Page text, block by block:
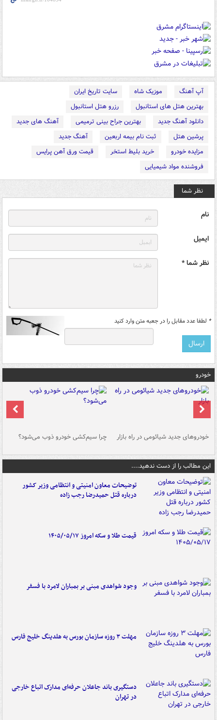
آپ آهنگ موزیک شاه
سایت تاریخ ایران
بهترین هتل های استانبول
رزرو هتل استانبول
دانلود آهنگ جدید
بهترین جراح بینی ترمیمی
آهنگ های جدید
پرشین هتل
ثبت نام بیمه اربعین
آهنگ جدید
مزایده خودرو
خرید بلیط استخر
قیمت ورق آهن پرایس
فروشنده مواد شیمیایی
نظر شما
نام
ایمیل
نظر شما *
* لطفا عدد مقابل را در جعبه متن وارد کنید
خودرو
خودروهای جدید شیائومی در راه بازار چرا سیم‌کشی خودرو ذوب می‌شود؟
این مطالب را از دست ندهید....
توضیحات معاون امنیتی و انتظامی وزیر کشور
درباره قتل حمیدرضا رجب زاده
قیمت طلا و سکه امروز ۱۴۰۵/۰۵/۱۷
وجود شواهدی مبنی بر بمباران لامرد با فسفر
مهلت ۳ روزه سازمان بورس به هلدینگ خلیج فارس
دستگیری باند جاعلان حرفه‌ای مدارک اتباع خارجی
در تهران